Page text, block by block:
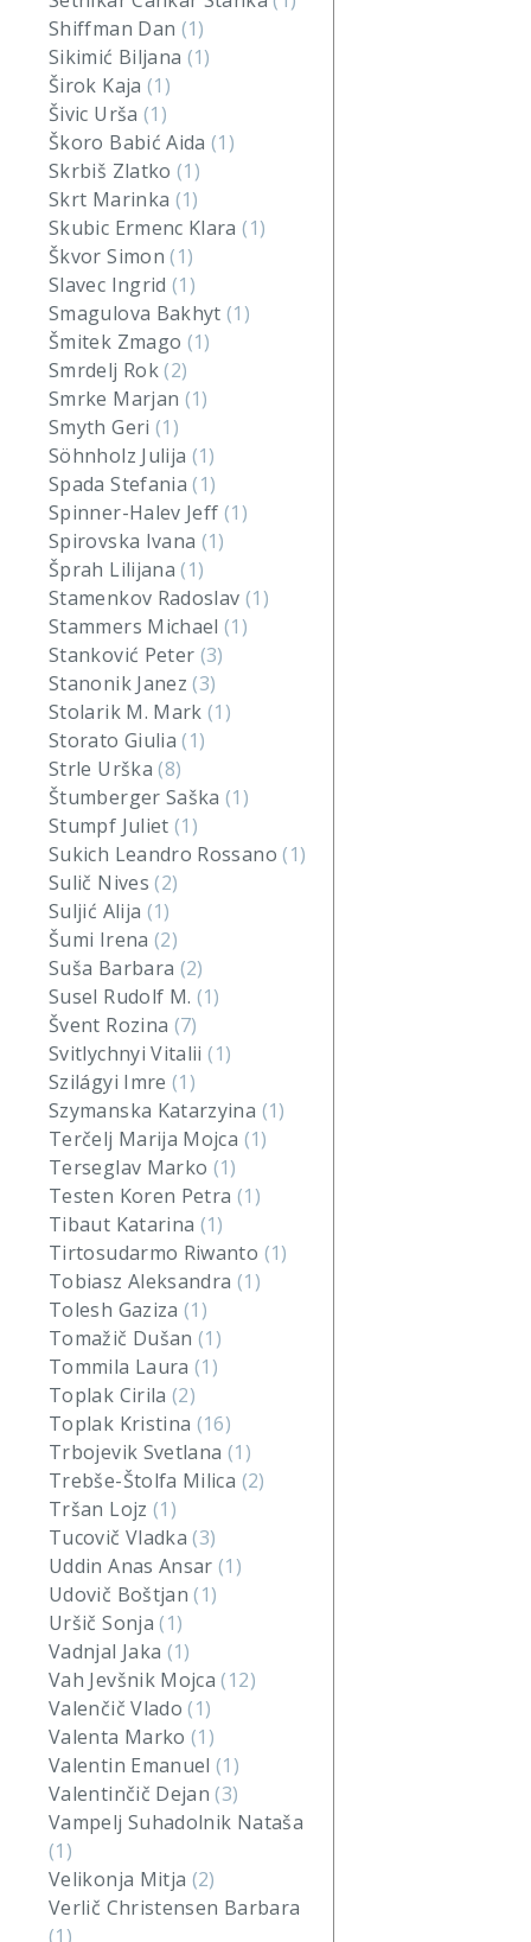
Shiffman Dan (1)
Sikimić Biljana (1)
Širok Kaja (1)
Šivic Urša (1)
Škoro Babić Aida(1)
Skrbiš Zlatko(1)
Skrt Marinka (1)
Skubic Ermenc Klara(1)
Škvor Simon(1)
Slavec Ingrid(1)
Smagulova Bakhyt(1)
Šmitek Zmago (1)
Smrdelj Rok(2)
Smrke Marjan (1)
Smyth Geri (1)
Söhnholz Julija (1)
Spada Stefania(1)
Spinner-Halev Jeff (1)
Spirovska Ivana (1)
Šprah Lilijana(1)
Stamenkov Radoslav (1)
Stammers Michael(1)
Stanković Peter (3)
Stanonik Janez(3)
Stolarik M. Mark(1)
Storato Giulia(1)
Strle Urška(8)
Štumberger Saška(1)
Stumpf Juliet(1)
Sukich Leandro Rossano(1)
Sulič Nives(2)
Suljić Alija (1)
Šumi Irena (2)
Suša Barbara (2)
Susel Rudolf M. (1)
Švent Rozina (7)
Svitlychnyi Vitalii(1)
Szilágyi Imre(1)
Szymanska Katarzyina (1)
Terčelj Marija Mojca (1)
Terseglav Marko (1)
Testen Koren Petra (1)
Tibaut Katarina (1)
Tirtosudarmo Riwanto (1)
Tobiasz Aleksandra (1)
Tolesh Gaziza(1)
Tomažič Dušan(1)
Tommila Laura(1)
Toplak Cirila(2)
Toplak Kristina (16)
Trbojevik Svetlana (1)
Trebše-Štolfa Milica (2)
Tršan Lojz (1)
Tucovič Vladka(3)
Uddin Anas Ansar(1)
Udovič Boštjan(1)
Uršič Sonja(1)
Vadnjal Jaka (1)
Vah Jevšnik Mojca(12)
Valenčič Vlado(1)
Valenta Marko(1)
Valentin Emanuel(1)
Valentinčič Dejan(3)
Vampelj Suhadolnik Nataša
(1)
Velikonja Mitja (2)
Verlič Christensen Barbara
(1)